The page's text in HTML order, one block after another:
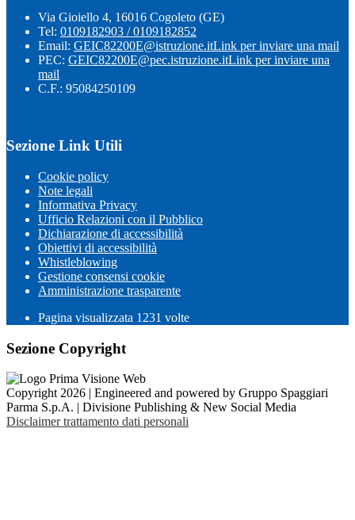
Via Gioiello 4, 16016 Cogoleto (GE)
Tel: 0109182903 / 0109182852
Email: GEIC82200E@istruzione.itLink per inviare una mail
PEC: GEIC82200E@pec.istruzione.itLink per inviare una
mail
C.F.: 95084250109
Sezione Link Utili
Cookie policy
Note legali
Informativa Privacy
Ufficio Relazioni con il Pubblico
Dichiarazione di accessibilità
Obiettivi di accessibilità
Whistleblowing
Gestione consensi cookie
Amministrazione trasparente
Pagina visualizzata 1231 volte
Sezione Copyright
Copyright 2026 | Engineered and powered by Gruppo Spaggiari
Parma S.p.A. | Divisione Publishing & New Social Media
Disclaimer trattamento dati personali